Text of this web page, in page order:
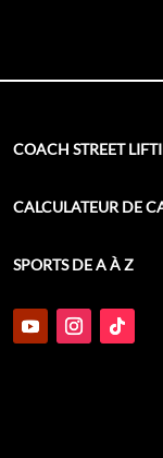
COACH STREET
CALCULATEUR DE
SPORTS DE A À Z